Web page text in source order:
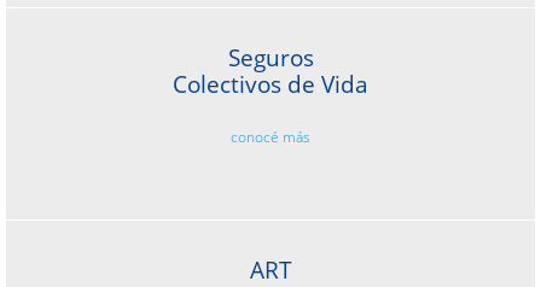
Seguros
Colectivos de Vida
conocé más
ART